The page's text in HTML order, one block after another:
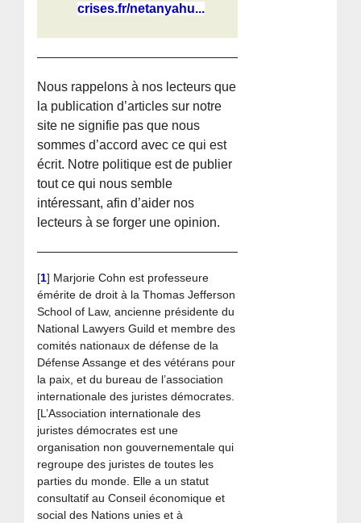
crises.fr/netanyahu...
Nous rappelons à nos lecteurs que
la publication d’articles sur notre
site ne signifie pas que nous
sommes d’accord avec ce qui est
écrit. Notre politique est de publier
tout ce qui nous semble
intéressant, afin d’aider nos
lecteurs à se forger une opinion.
[1] Marjorie Cohn est professeure
émérite de droit à la Thomas Jefferson
School of Law, ancienne présidente du
National Lawyers Guild et membre des
comités nationaux de défense de la
Défense Assange et des vétérans pour
la paix, et du bureau de l’association
internationale des juristes démocrates.
[L’Association internationale des
juristes démocrates est une
organisation non gouvernementale qui
regroupe des juristes de toutes les
parties du monde. Elle a un statut
consultatif au Conseil économique et
social des Nations unies et à